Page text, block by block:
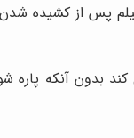
پس از کشیده
آنکه پاره